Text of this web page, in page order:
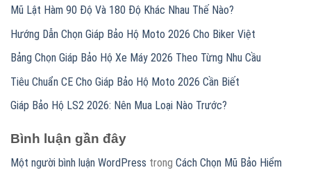
Mũ Lật Hàm 90 Độ Và 180 Độ Khác Nhau Thế Nào?
Hướng Dẫn Chọn Giáp Bảo Hộ Moto 2026 Cho Biker Việt
Bảng Chọn Giáp Bảo Hộ Xe Máy 2026 Theo Từng Nhu Cầu
Tiêu Chuẩn CE Cho Giáp Bảo Hộ Moto 2026 Cần Biết
Giáp Bảo Hộ LS2 2026: Nên Mua Loại Nào Trước?
Bình luận gần đây
Một người bình luận WordPress trong Cách Chọn Mũ Bảo Hiểm